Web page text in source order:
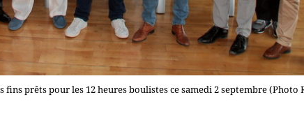
fins prêts pour les 12 heures boulistes ce samedi 2 septembre (Photo